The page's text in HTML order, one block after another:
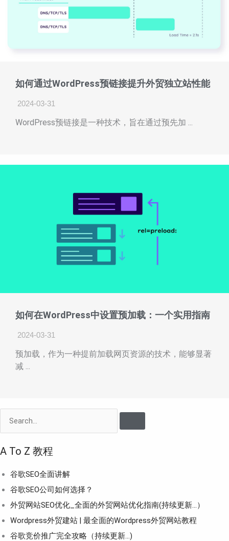
如何通过WordPress预链接提升外贸独立站性能
2024-03-31
WordPress预链接是一种技术，旨在通过预先加 ...
如何在WordPress中设置预加载：一个实用指南
2024-03-31
预加载，作为一种提前加载网页资源的技术，能够显著
减 ...
A To Z 教程
谷歌SEO全面讲解
谷歌SEO公司如何选择？
外贸网站SEO优化_全面的外贸网站优化指南(持续更新...）
Wordpress外贸建站 | 最全面的Wordpress外贸网站教程
谷歌竞价推广完全攻略（持续更新…)